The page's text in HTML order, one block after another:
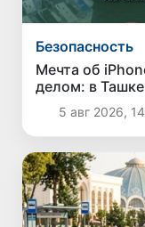
Безопасность
Мечта об
делом: в
смартфона
5 авг 2026,